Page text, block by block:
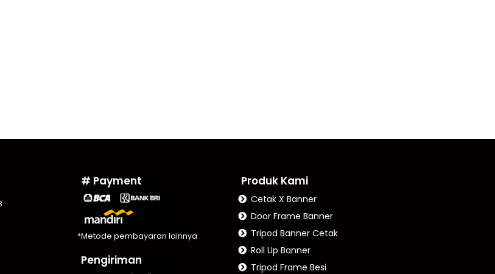
# Payment
*Metode pembayaran lainnya
Pengiriman
Produk Kami
Cetak X Banner
Door Frame Banner
Tripod Banner Cetak
Roll Up Banner
Tripod Frame Besi